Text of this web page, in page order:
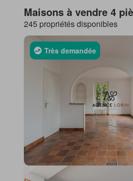
Maisons à vendre 4
245 propriétés disponibles
Très demandée